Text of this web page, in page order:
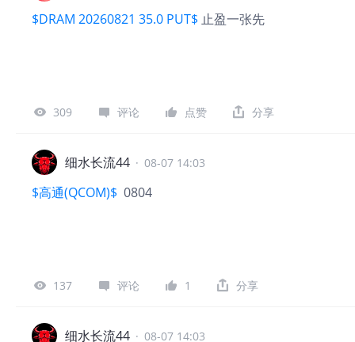
$DRAM 20260821 35.0 PUT$ 止盈一张先
309 评论 点赞 分享
细水长流44 · 08-07 14:03
$高通(QCOM)$ 0804
137 评论 1 分享
细水长流44 · 08-07 14:03